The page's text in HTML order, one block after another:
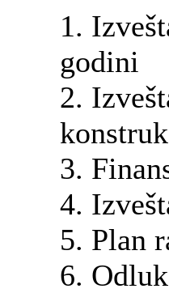
1.
godini
2.
3.
4.
5. Plan
6.